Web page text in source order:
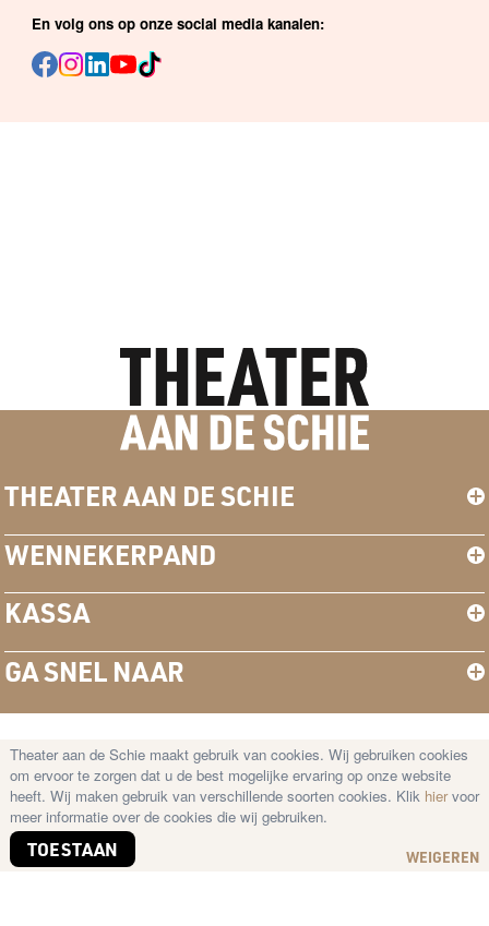
En volg ons op onze social media kanalen:
THEATER AAN DE SCHIE
WENNEKERPAND
KASSA
GA SNEL NAAR
© Copyright 2026 Theater aan de Schie —
Disclaimer–Cookies– Privacy Statement
Theater aan de Schie maakt gebruik van cookies. Wij gebruiken cookies
om ervoor te zorgen dat u de best mogelijke ervaring op onze website
heeft. Wij maken gebruik van verschillende soorten cookies. Klik hiervoor
meer informatie over de cookies die wij gebruiken.
TOESTAAN WEIGEREN